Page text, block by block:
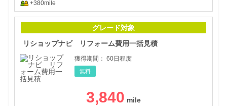
+380mile
グレード対象
リショップナビ リフォーム費用一括見積
獲得期間： 60日程度
無料
3,840